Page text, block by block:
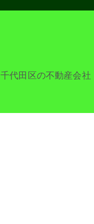
千代田区の不動産会